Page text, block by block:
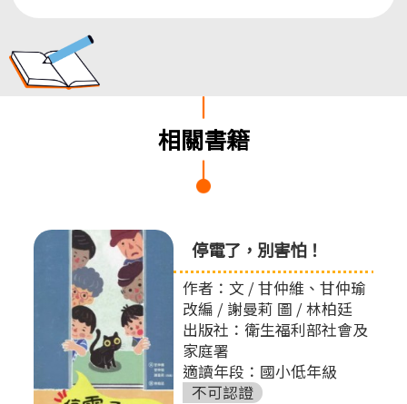
相關書籍
停電了，別害怕！
作者：文 / 甘仲維、甘仲瑜
改編 / 謝曼莉 圖 / 林柏廷
出版社：衛生福利部社會及
家庭署
適讀年段：國小低年級
不可認證